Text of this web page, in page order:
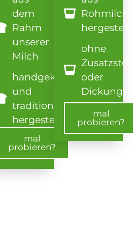
Link
dem
Rahm
unserer
Milch
handgeknetet
und
traditionell
hergestellt
mal
probieren?
Rohmilch
hergestellt
ohne
oder
mal
probieren?